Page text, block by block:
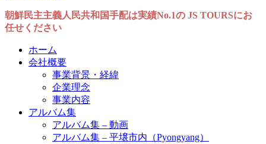
朝鮮民主主義人民共和国手配は実績No.1の JS TOURSにお
任せください
ホーム
会社概要
事業背景・経緯
企業理念
事業内容
アルバム集
アルバム集 – 動画
アルバム集 – 平壌市内（Pyongyang）